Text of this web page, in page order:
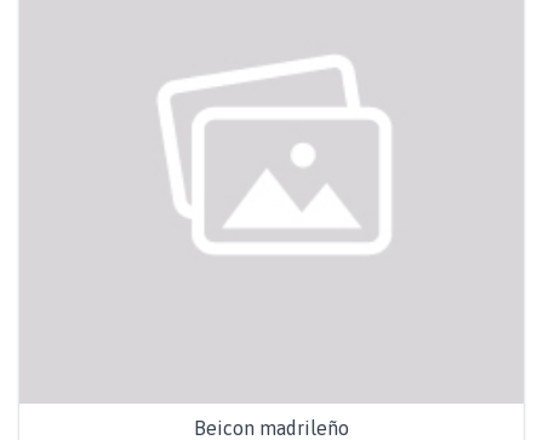
Beicon madrileño